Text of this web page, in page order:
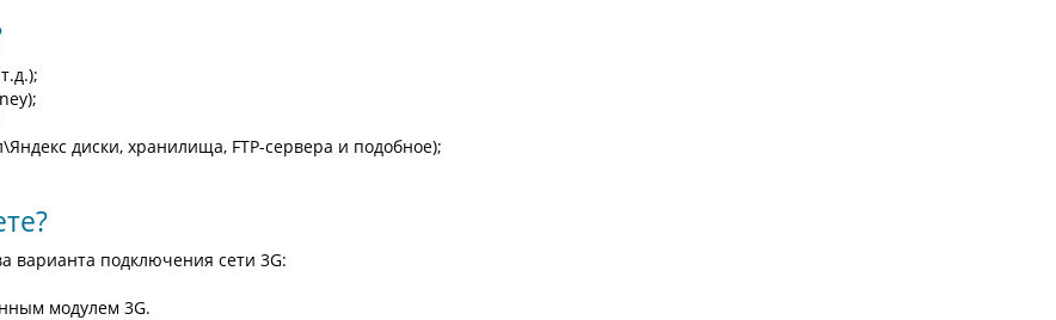
диски, хранилища, FTP-сервера и подобное);
варианта подключения сети 3G:
модулем 3G.